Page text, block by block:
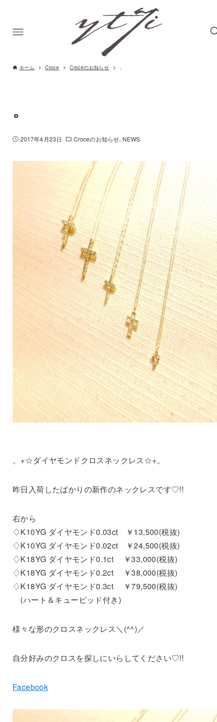
ホーム Croce Croceのお知らせ 。
。
2017年4月23日 Croceのお知らせ NEWS
。+☆ダイヤモンドクロスネックレス☆+。
昨日入荷したばかりの新作のネックレスです♡!!
右から
♢K10YG ダイヤモンド0.03ct ￥13,500(税抜)
♢K10YG ダイヤモンド0.02ct ￥24,500(税抜)
♢K18YG ダイヤモンド0.1ct ￥33,000(税抜)
♢K18YG ダイヤモンド0.2ct ￥38,000(税抜)
♢K18YG ダイヤモンド0.3ct ￥79,500(税抜)
(ハート＆キューピッド付き)
様々な形のクロスネックレス＼(^^)／
自分好みのクロスを探しにいらしてください♡!!
Facebook